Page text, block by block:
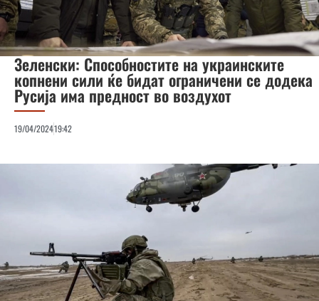
Зеленски: Способностите на украинските
копнени сили ќе бидат ограничени се додека
Русија има предност во воздухот
19/04/202419:42